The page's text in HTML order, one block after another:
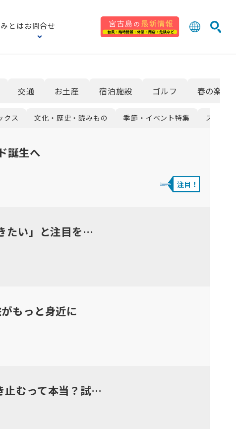
とはお問合せ
交通 お土産 宿泊施設 ゴルフ 春の楽し
クス 文化・歴史・読みもの 季節・イベント特集 スポー
誕生へ
たい」と注目を…
もっと身近に
止むって本当？試…